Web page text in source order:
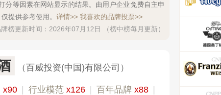
分等因素在网站显示的结果。由用户企业免费自主申
提供参考使用。 详情>> 我喜欢的品牌投票>>
榜更新时间：2026年07月12日 （榜中榜每月更新）
（百威投资(中国)有限公司）
x90 行业模范 x126 百年品牌 x88